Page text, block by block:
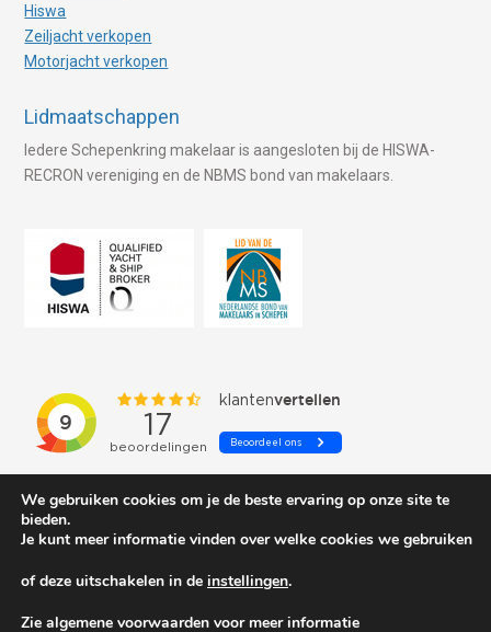
Hiswa
Zeiljacht verkopen
Motorjacht verkopen
Lidmaatschappen
Iedere Schepenkring makelaar is aangesloten bij de HISWA-
RECRON vereniging en de NBMS bond van makelaars.
We gebruiken cookies om je de beste ervaring op onze site te
bieden.
Je kunt meer informatie vinden over welke cookies we gebruiken
of deze uitschakelen in de instellingen.
Zie algemene voorwaarden voor meer informatie